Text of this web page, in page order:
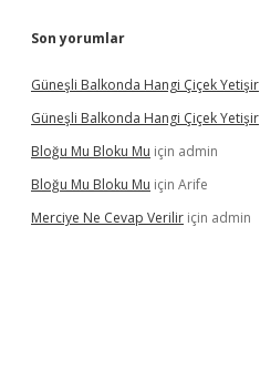
Son yorumlar
Güneşli Balkonda Hangi Çiçek Yetişir
Güneşli Balkonda Hangi Çiçek Yetişir
Bloğu Mu Bloku Mu için admin
Bloğu Mu Bloku Mu için Arife
Merciye Ne Cevap Verilir için admin